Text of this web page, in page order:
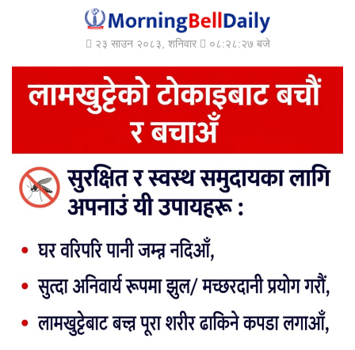
२३ साउन २०८३, शनिवार ०८:२८:२९ बजे